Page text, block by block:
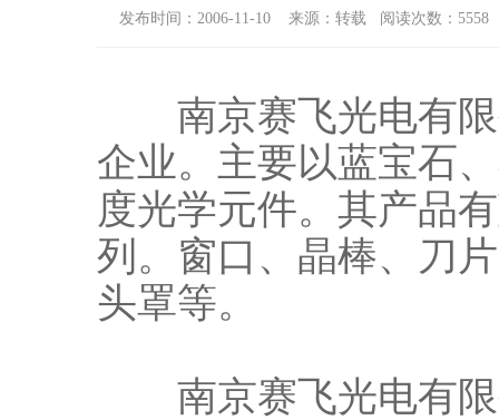
发布时间：2006-11-10 来源：转载 阅读次数：5558
南京赛飞光电有限
企业。主要以蓝宝石
度光学元件。其产品
列。窗口、晶棒、刀
头罩等。
南京赛飞光电有限